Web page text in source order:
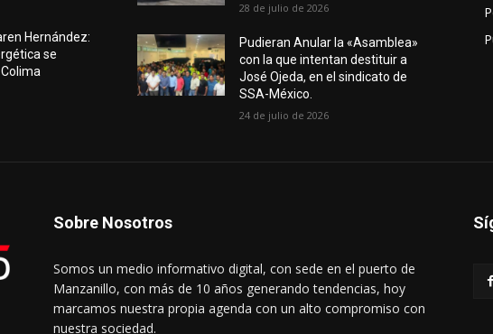
Hernández:
se
28 de julio de 2026
Pudieran Anular la «Asamblea»
con la que intentan destituir a
José Ojeda, en el sindicato de
SSA-México.
24 de julio de 2026
Sobre Nosotros
Somos un medio informativo digital, con sede en el puerto de
Manzanillo, con más de 10 años generando tendencias, hoy
marcamos nuestra propia agenda con un alto compromiso con
nuestra sociedad.